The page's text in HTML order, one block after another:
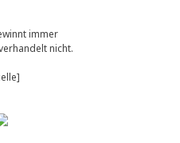
immer
nicht.